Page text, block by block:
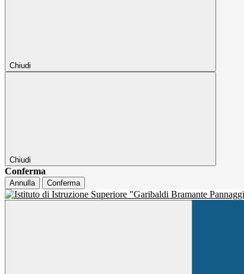
Chiudi
Chiudi
Conferma
Annulla Conferma